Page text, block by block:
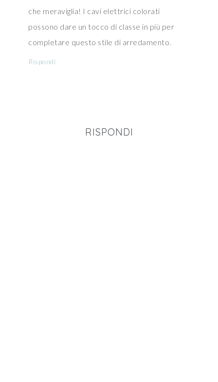
che meraviglia! I cavi elettrici colorati
possono dare un tocco di classe in più per
completare questo stile di arredamento.
Rispondi
RISPONDI